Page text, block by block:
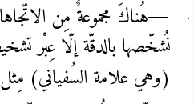
—هُناكَ مجموعةٌ مِن
نُشخّصها بالدقّة إلّا عِبْر
(وهي علامة السُفياني) مِثل: